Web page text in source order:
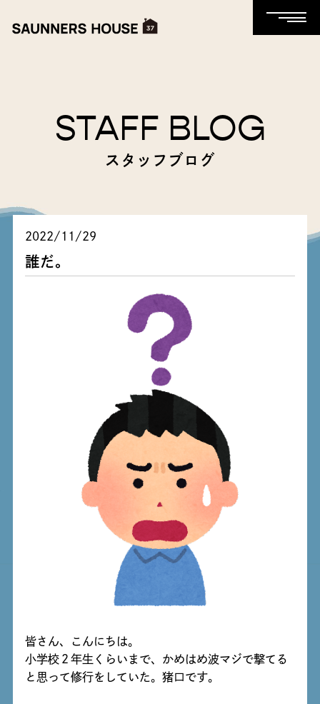
STAFF BLOG
スタッフブログ
2022/11/29
誰だ。
皆さん、こんにちは。
小学校２年生くらいまで、かめはめ波マジで撃てる
と思って修行をしていた。猪口です。